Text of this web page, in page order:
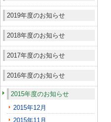
2019年度のお知らせ
2018年度のお知らせ
2017年度のお知らせ
2016年度のお知らせ
2015年度のお知らせ
2015年12月
2015年11月